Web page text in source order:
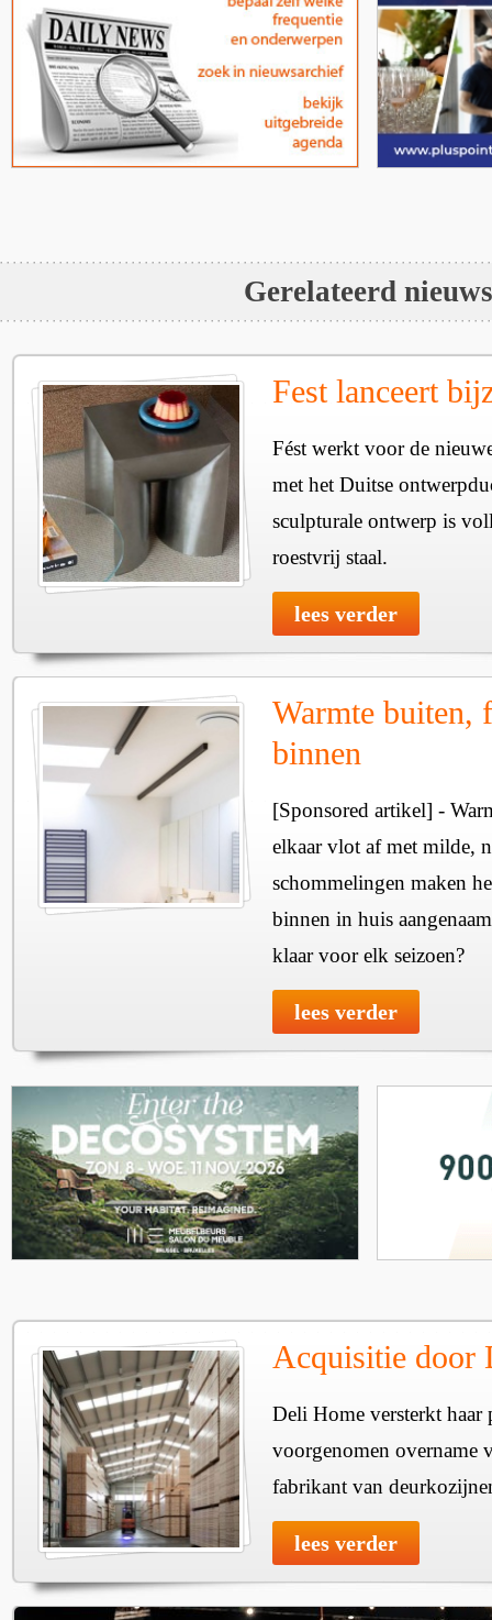
Gerelateerd nieuws
Fest lanceert
Fést werkt voor de
met het Duitse
sculpturale ontwerp is
roestvrij staal.
lees verder
Warmte buiten,
binnen
[Sponsored artikel] -
elkaar vlot af met milde,
schommelingen maken
binnen in huis
klaar voor elk seizoen?
lees verder
Acquisitie door
Deli Home versterkt haar
voorgenomen overname
fabrikant van
lees verder